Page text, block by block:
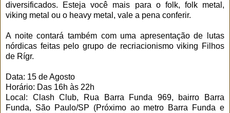
diversificados. Esteja você mais para o folk, folk metal,
viking metal ou o heavy metal, vale a pena conferir.
A noite contará também com uma apresentação de lutas
nórdicas feitas pelo grupo de recriacionismo viking Filhos
de Rígr.
Data: 15 de Agosto
Horário: Das 16h às 22h
Local: Clash Club, Rua Barra Funda 969, bairro Barra
Funda, São Paulo/SP (Próximo ao metro Barra Funda e